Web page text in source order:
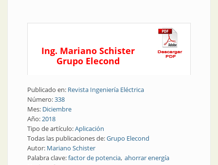
Ing. Mariano Schister
Grupo Elecond
Publicado en: Revista Ingeniería Eléctrica
Número:338
Mes: Diciembre
Año:2018
Tipo de artículo:Aplicación
Todas las publicaciones de:Grupo Elecond
Autor: Mariano Schister
Palabra clave:factor de potencia ahorrar energía